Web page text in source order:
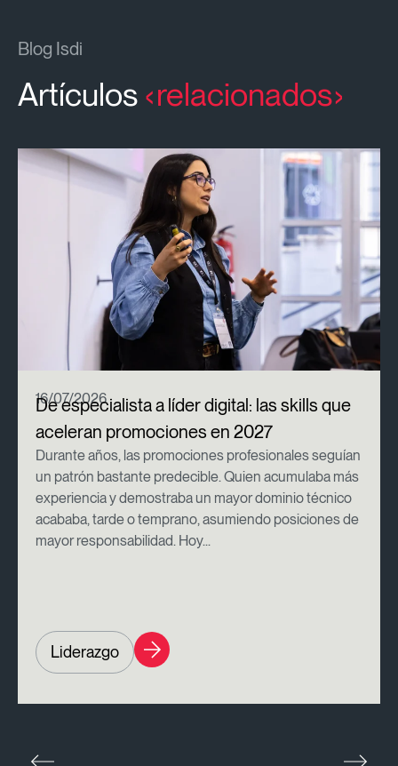
Blog Isdi
Artículos relacionados
16/07/2026
De especialista a líder digital: las skills que
aceleran promociones en 2027
Durante años, las promociones profesionales seguían
un patrón bastante predecible. Quien acumulaba más
experiencia y demostraba un mayor dominio técnico
acababa, tarde o temprano, asumiendo posiciones de
mayor responsabilidad. Hoy...
Liderazgo